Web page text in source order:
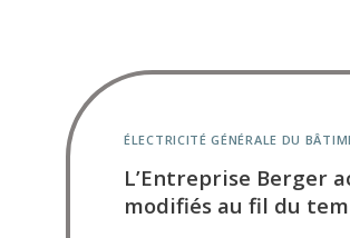
ÉLECTRICITÉ GÉNÉRALE DU
L’Entreprise Berger
modifiés au fil du